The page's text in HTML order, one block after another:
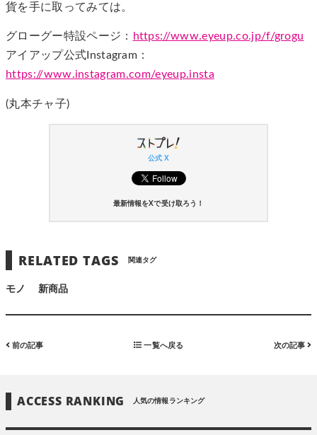
貨を手に取ってみては。
グローグー特設ページ：
https://www.eyeup.co.jp/f/grogu
アイアップ公式Instagram：
https://www.instagram.com/eyeup.insta
(丸本チャ子)
公式 X
最新情報をXで受け取ろう！
RELATED TAGS 関連タグ
モノ 新商品
前の記事 一覧へ戻る 次の記事
ACCESS RANKING 人気の情報ランキング